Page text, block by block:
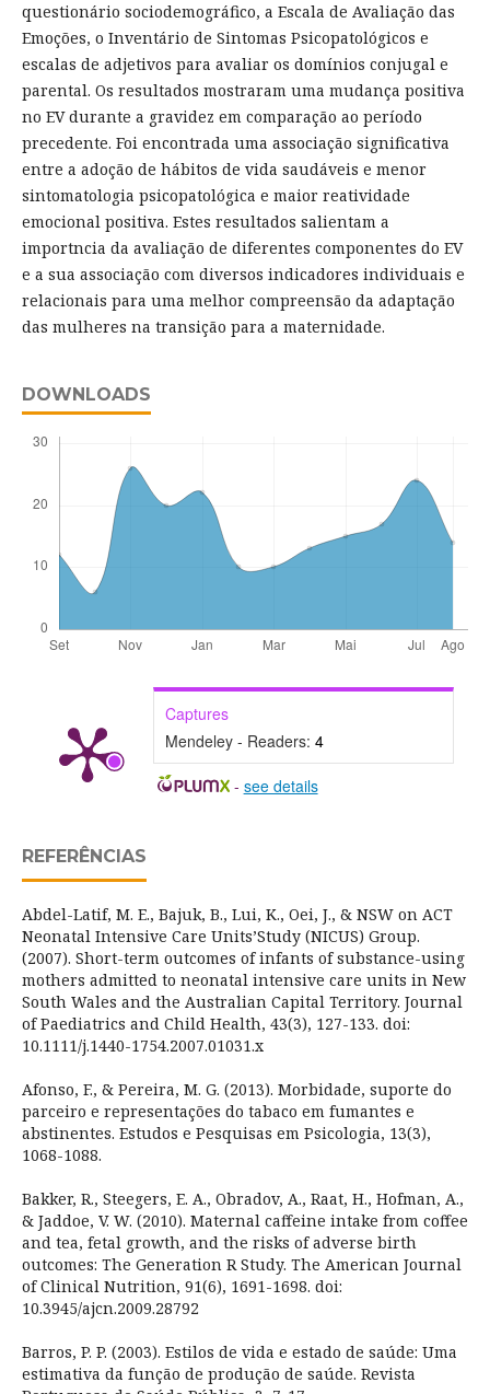
questionário sociodemográfico, a Escala de Avaliação das
Emoções, o Inventário de Sintomas Psicopatológicos e
escalas de adjetivos para avaliar os domínios conjugal e
parental. Os resultados mostraram uma mudança positiva
no EV durante a gravidez em comparação ao período
precedente. Foi encontrada uma associação significativa
entre a adoção de hábitos de vida saudáveis e menor
sintomatologia psicopatológica e maior reatividade
emocional positiva. Estes resultados salientam a
importncia da avaliação de diferentes componentes do EV
e a sua associação com diversos indicadores individuais e
relacionais para uma melhor compreensão da adaptação
das mulheres na transição para a maternidade.
DOWNLOADS
Captures
Mendeley - Readers: 4
- see details
REFERÊNCIAS
Abdel-Latif, M. E., Bajuk, B., Lui, K., Oei, J., & NSW on ACT
Neonatal Intensive Care Units’Study (NICUS) Group.
(2007). Short-term outcomes of infants of substance-using
mothers admitted to neonatal intensive care units in New
South Wales and the Australian Capital Territory. Journal
of Paediatrics and Child Health, 43(3), 127-133. doi:
10.1111/j.1440-1754.2007.01031.x
Afonso, F., & Pereira, M. G. (2013). Morbidade, suporte do
parceiro e representações do tabaco em fumantes e
abstinentes. Estudos e Pesquisas em Psicologia, 13(3),
1068-1088.
Bakker, R., Steegers, E. A., Obradov, A., Raat, H., Hofman, A.,
& Jaddoe, V. W. (2010). Maternal caffeine intake from coffee
and tea, fetal growth, and the risks of adverse birth
outcomes: The Generation R Study. The American Journal
of Clinical Nutrition, 91(6), 1691-1698. doi:
10.3945/ajcn.2009.28792
Barros, P. P. (2003). Estilos de vida e estado de saúde: Uma
estimativa da função de produção de saúde. Revista